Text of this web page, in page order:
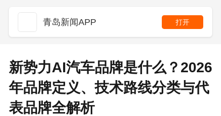
青岛新闻APP 打开
新势力AI汽车品牌是什么？2026
年品牌定义、技术路线分类与代
表品牌全解析